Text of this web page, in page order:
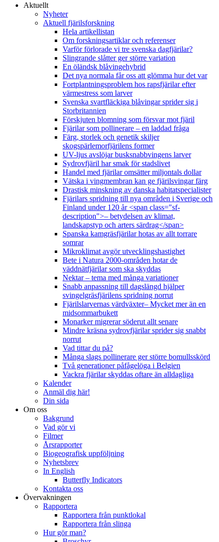
Aktuellt
Nyheter
Aktuell fjärilsforskning
Hela artikellistan
Om forskningsartiklar och referenser
Varför förlorade vi tre svenska dagfjärilar?
Slingrande slåtter ger större variation
En öländsk blåvingehybrid
Det nya normala får oss att glömma hur det var
Fortplantningsproblem hos rapsfjärilar efter
värmestress som larver
Svenska svartfläckiga blåvingar sprider sig i
Storbritannien
Förskjuten blomning som försvar mot fjäril
Fjärilar som pollinerare – en laddad fråga
Färg, storlek och genetik skiljer
skogspärlemorfjärilens former
UV-ljus avslöjar busksnabbvingens larver
Sydrovfjäril har smak för stadslivet
Handel med fjärilar omsätter miljontals dollar
Vätska i vingmembran kan ge fjärilsvingar färg
Drastisk minskning av danska habitatspecialister
Fjärilars spridning till nya områden i Sverige och
Finland under 120 år <span class="sf-
description">– betydelsen av klimat,
landskapstyp och arters särdrag</span>
Spanska kamgräsfjärilar hotas av allt torrare
somrar
Mikroklimat avgör utvecklingshastighet
Bete i Natura 2000-områden hotar de
väddnätfjärilar som ska skyddas
Nektar – tema med många variationer
Snabb anpassning till dagslängd hjälper
svingelgräsfjärilens spridning norrut
Fjärilslarvernas värdväxter– Mycket mer än en
midsommarbukett
Monarker migrerar söderut allt senare
Mindre kräsna sydrovfjärilar sprider sig snabbt
norrut
Vad tittar du på?
Många slags pollinerare ger större bomullsskörd
Två generationer påfågelöga i Belgien
Vackra fjärilar skyddas oftare än alldagliga
Kalender
Anmäl dig här!
Din sida
Om oss
Bakgrund
Vad gör vi
Filmer
Årsrapporter
Biogeografisk uppföljning
Nyhetsbrev
In English
Butterfly Indicators
Kontakta oss
Övervakningen
Rapportera
Rapportera från punktlokal
Rapportera från slinga
Hur gör man?